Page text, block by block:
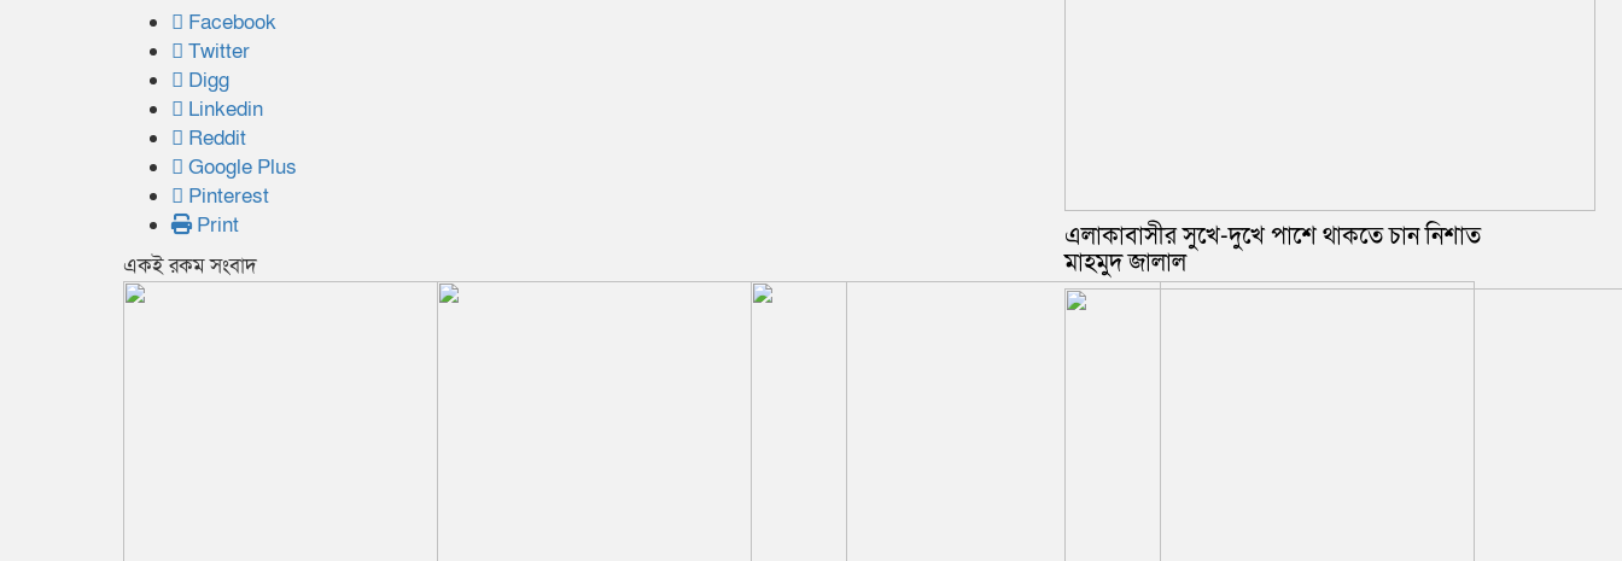
Facebook
Twitter
Digg
Linkedin
Reddit
Google Plus
Pinterest
Print
একই রকম সংবাদ
এলাকাবাসীর সুখে-দুখে পাশে থাকতে চান নিশাত
মাহমুদ জালাল